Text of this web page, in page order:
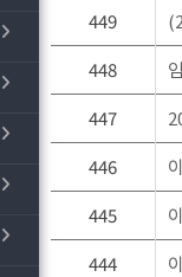
449
448
447
446
445
444